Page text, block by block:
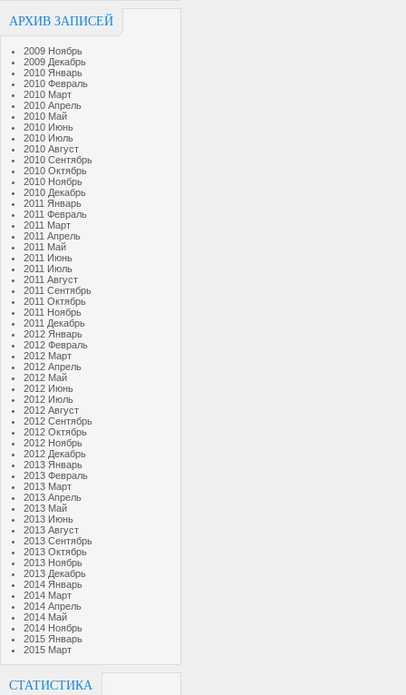
АРХИВ ЗАПИСЕЙ
2009 Ноябрь
2009 Декабрь
2010 Январь
2010 Февраль
2010 Март
2010 Апрель
2010 Май
2010 Июнь
2010 Июль
2010 Август
2010 Сентябрь
2010 Октябрь
2010 Ноябрь
2010 Декабрь
2011 Январь
2011 Февраль
2011 Март
2011 Апрель
2011 Май
2011 Июнь
2011 Июль
2011 Август
2011 Сентябрь
2011 Октябрь
2011 Ноябрь
2011 Декабрь
2012 Январь
2012 Февраль
2012 Март
2012 Апрель
2012 Май
2012 Июнь
2012 Июль
2012 Август
2012 Сентябрь
2012 Октябрь
2012 Ноябрь
2012 Декабрь
2013 Январь
2013 Февраль
2013 Март
2013 Апрель
2013 Май
2013 Июнь
2013 Август
2013 Сентябрь
2013 Октябрь
2013 Ноябрь
2013 Декабрь
2014 Январь
2014 Март
2014 Апрель
2014 Май
2014 Ноябрь
2015 Январь
2015 Март
СТАТИСТИКА